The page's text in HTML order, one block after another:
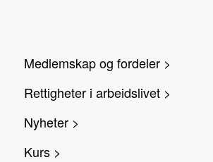
Medlemskap og fordeler >
Rettigheter i arbeidslivet >
Nyheter >
Kurs >